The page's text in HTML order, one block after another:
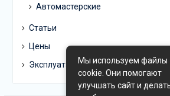
Автомастерские
Статьи
Цены
ЭксплуатацияМы используем файлы
cookie. Они помогают
улучшать сайт и